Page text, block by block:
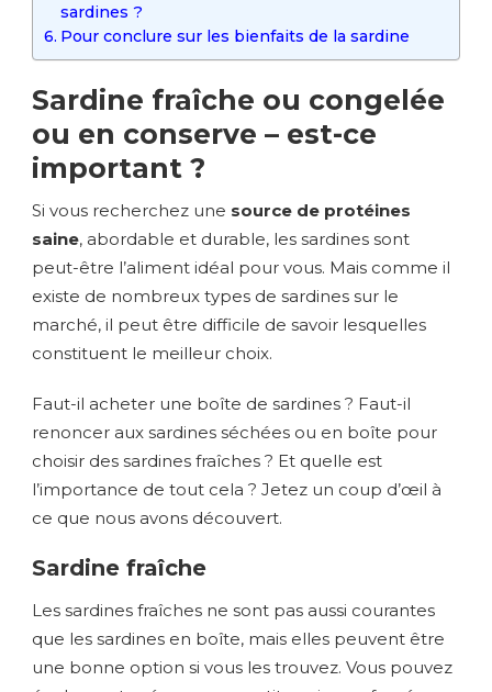
sardines ?
Pour conclure sur les bienfaits de la sardine
Sardine fraîche ou congelée
ou en conserve – est-ce
important ?
Si vous recherchez une source de protéines
saine, abordable et durable, les sardines sont
peut-être l’aliment idéal pour vous. Mais comme il
existe de nombreux types de sardines sur le
marché, il peut être difficile de savoir lesquelles
constituent le meilleur choix.
Faut-il acheter une boîte de sardines ? Faut-il
renoncer aux sardines séchées ou en boîte pour
choisir des sardines fraîches ? Et quelle est
l’importance de tout cela ? Jetez un coup d’œil à
ce que nous avons découvert.
Sardine fraîche
Les sardines fraîches ne sont pas aussi courantes
que les sardines en boîte, mais elles peuvent être
une bonne option si vous les trouvez. Vous pouvez